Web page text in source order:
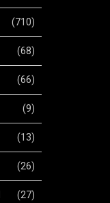
(710)
(68)
(66)
(9)
(13)
(26)
(27)